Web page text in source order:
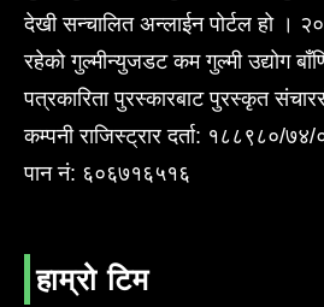
देखी सन्चालित अन्लाईन पोर्टल हो ।
रहेको गुल्मीन्युजडट कम गुल्मी उद्योग
पत्रकारिता पुरस्कारबाट पुरस्कृत
कम्पनी राजिस्ट्रार दर्ता: १८८९८०/
पान नं: ६०६७१६५१६
हाम्रो टिम